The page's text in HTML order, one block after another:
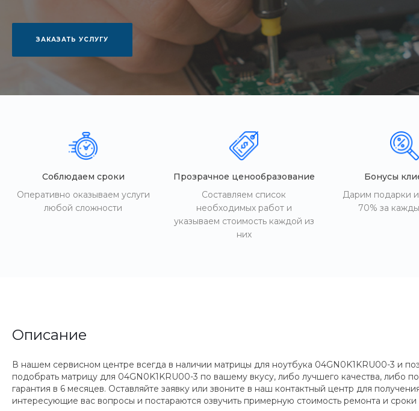
ЗАКАЗАТЬ УСЛУГУ
Соблюдаем сроки
Оперативно оказываем услуги
любой сложности
Прозрачное ценообразование
Составляем список
необходимых работ и
указываем стоимость каждой из
них
Бонусы
Дарим подарки
70% за
Описание
В нашем сервисном центре всегда в наличии матрицы для ноутбука 04GN0K1KRU00-3 и
подобрать матрицу для 04GN0K1KRU00-3 по вашему вкусу, либо лучшего качества, либо
гарантия в 6 месяцев. Оставляйте заявку или звоните в наш контактный центр для
интересующие вас вопросы и постараются озвучить примерную стоимость ремонта и сроки